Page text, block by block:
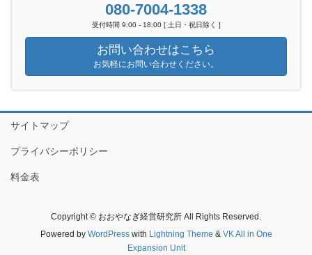
080-7004-1338
受付時間 9:00 - 18:00 [ 土日・祝日除く ]
お問い合わせはこちら
お気軽にお問い合わせください。
サイトマップ
プライバシーポリシー
料金表
Copyright © おおやなぎ経営研究所 All Rights Reserved.
Powered by WordPresswith Lightning Theme & VK All in One
Expansion Unit